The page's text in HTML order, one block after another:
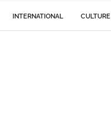
INTERNATIONAL CULTURE